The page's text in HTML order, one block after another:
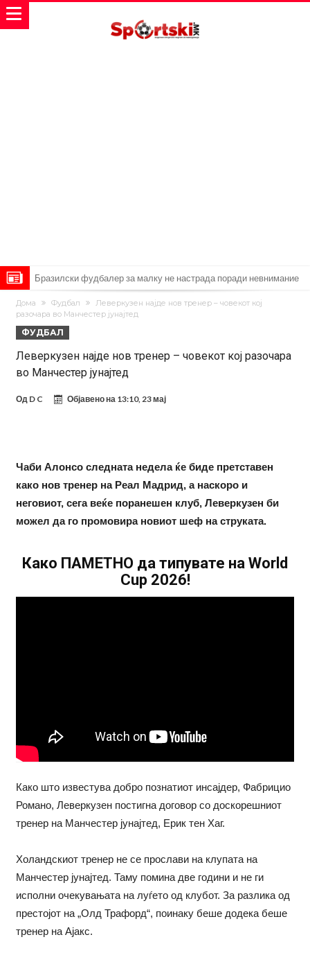
Бразилски фудбалер за малку не настрада поради невнимание
откако даде гол
Лукаку заминува, Наполи носи замена од Арсенал
Звезда на Реал зборува за тоа како е да се работи со Мурињо:
на клубот е изненадена
Барселона и Сити без договор за трансфер на Родри
Никој не разбира зошто: Мурињо брутално го понижи
Се подготвува фудбалска предавство какво што не е видено од
2010 година?
Тикет на денот (недела, 09.08.2026)
Дома Фудбал
Леверкузен најде нов тренер – човекот кој
разочара во Манчестер јунајтед
ФУДБАЛ
Леверкузен најде нов тренер – човекот кој разочара
во Манчестер јунајтед
Од D C Објавено на 13:10, 23 мај
Чаби Алонсо следната недела ќе биде претставен
како нов тренер на Реал Мадрид, а наскоро и
неговиот, сега веќе поранешен клуб, Леверкузен би
можел да го промовира новиот шеф на струката.
Како ПАМЕТНО да типувате на World
Cup 2026!
Како што известува добро познатиот инсајдер, Фабрицио
Романо, Леверкузен постигна договор со доскорешниот
тренер на Манчестер јунајтед, Ерик тен Хаг.
Холандскиот тренер не се прослави на клупата на
Манчестер јунајтед. Таму помина две години и не ги
исполни очекувањата на луѓето од клубот. За разлика од
престојот на „Олд Трафорд“, поинаку беше додека беше
тренер на Ајакс.